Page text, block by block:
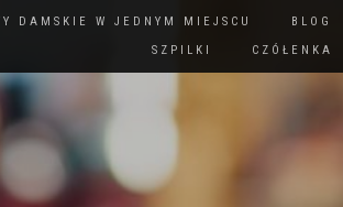
DAMSKIE W JEDNYM MIEJSCU BLOG
SZPILKI
CZÓŁENKA